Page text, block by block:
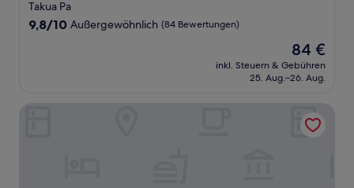
Sterne-
Unterkunft
Takua Pa
9.8
9,8/10 Außergewöhnlich (84 Bewertungen)
Der
Preis
beträgt
84 €
inkl. Steuern & Gebühren
25. Aug.–26. Aug.